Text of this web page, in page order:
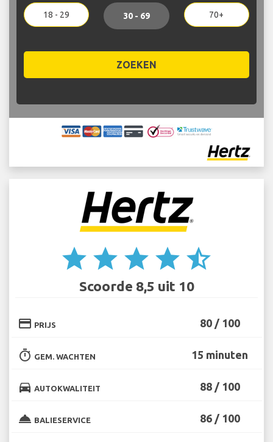
18 - 29 30 - 69 70+
ZOEKEN
star star star star star_half
Scoorde 8,5 uit 10
credit_card PRIJS 80 / 100
timer GEM. WACHTEN 15 minuten
directions_car AUTOKWALITEIT 88 / 100
room_service BALIESERVICE 86 / 100